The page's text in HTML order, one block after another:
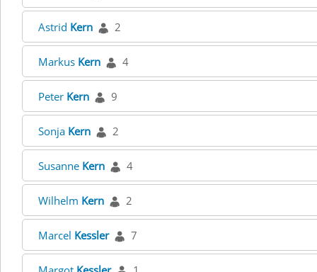
Astrid Kern 2
Markus Kern 4
Peter Kern 9
Sonja Kern 2
Susanne Kern 4
Wilhelm Kern 2
Marcel Kessler 7